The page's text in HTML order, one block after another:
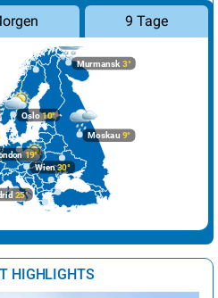
9 Tage
Moskau 9°
Murmansk 3°
Oslo10°
25°
19°
Wien30°
HIGHLIGHTS